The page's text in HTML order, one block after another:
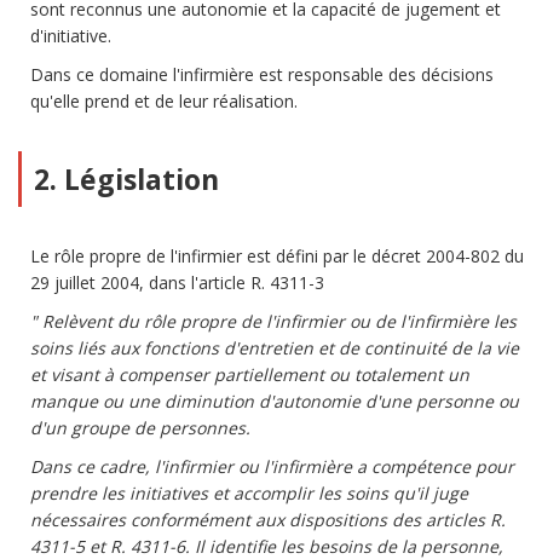
sont reconnus une autonomie et la capacité de jugement et
d'initiative.
Dans ce domaine l'infirmière est responsable des décisions
qu'elle prend et de leur réalisation.
2. Législation
Le rôle propre de l'infirmier est défini par le décret 2004-802 du
29 juillet 2004, dans l'article R. 4311-3
" Relèvent du rôle propre de l'infirmier ou de l'infirmière les
soins liés aux fonctions d'entretien et de continuité de la vie
et visant à compenser partiellement ou totalement un
manque ou une diminution d'autonomie d'une personne ou
d'un groupe de personnes.
Dans ce cadre, l'infirmier ou l'infirmière a compétence pour
prendre les initiatives et accomplir les soins qu'il juge
nécessaires conformément aux dispositions des articles R.
4311-5 et R. 4311-6. Il identifie les besoins de la personne,